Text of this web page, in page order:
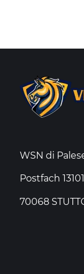
WSN di
Postfach
70068